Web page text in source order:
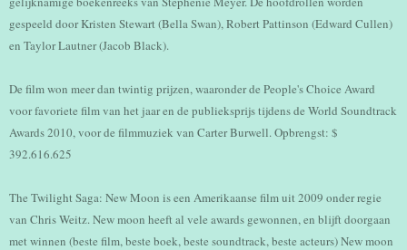
gespeeld door Kristen Stewart (Bella Swan), Robert Pattinson (Edward Cullen)
en Taylor Lautner (Jacob Black).
De film won meer dan twintig prijzen, waaronder de People's Choice Award
voor favoriete film van het jaar en de publieksprijs tijdens de World Soundtrack
Awards 2010, voor de filmmuziek van Carter Burwell. Opbrengst: $
392.616.625
The Twilight Saga: New Moon is een Amerikaanse film uit 2009 onder regie
van Chris Weitz. New moon heeft al vele awards gewonnen, en blijft doorgaan
met winnen (beste film, beste boek, beste soundtrack, beste acteurs) New moon